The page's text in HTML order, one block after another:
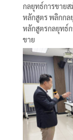
กลยุทธ์การขายส
หลักสูตร พลิกกล
หลักสูตรกลยุทธ์
ขาย